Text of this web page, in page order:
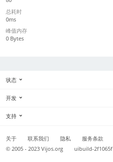
总耗时
0ms
峰值内存
0 Bytes
状态
开发
支持
关于 联系我们 隐私 服务条款
© 2005 - 2023Vijos.org uibuild-2f1065f